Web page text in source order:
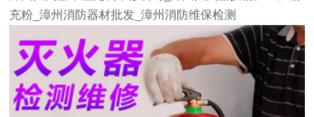
充粉_漳州消防器材批发_漳州消防维保检测